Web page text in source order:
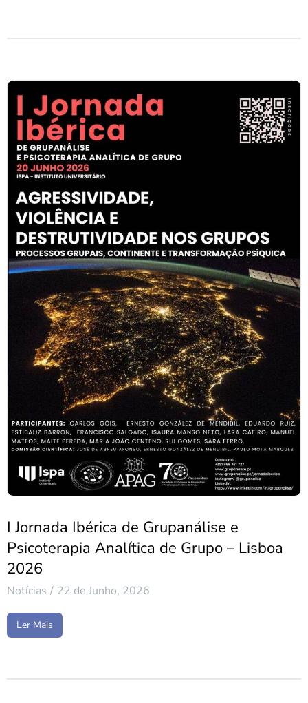
I Jornada Ibérica de Grupanálise e
Psicoterapia Analítica de Grupo – Lisboa
2026
Notícias 22 de Junho, 2026
Ler Mais